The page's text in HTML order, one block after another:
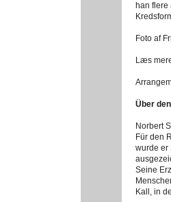
han
Foto af
Læs
Über
Norbert
Für den
wurde er
Seine
Kall, in